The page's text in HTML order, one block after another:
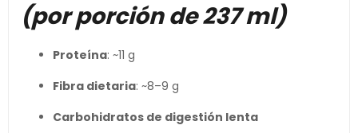
(por porción de 237 ml)
Proteína: ~11 g
Fibra dietaria: ~8–9 g
Carbohidratos de digestión lenta